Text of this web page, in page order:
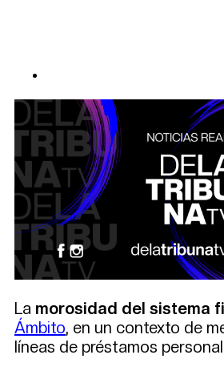
La morosidad del sistema
Ámbito, en un contexto de
líneas de préstamos